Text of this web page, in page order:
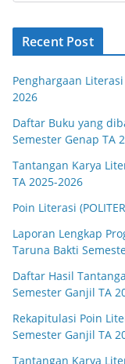
Recent Post
Penghargaan
2026
Daftar Buku yang
Semester Genap TA
Tantangan Karya
TA 2025-2026
Poin Literasi
Laporan Lengkap
Taruna Bakti
Daftar Hasil
Semester Ganjil TA
Rekapitulasi Poin
Semester Ganjil TA
Tantangan Karya